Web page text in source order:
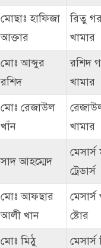
মোছাঃ হাফিজা
আক্তার
রিতু
খামার
মোঃ আব্দুর
রশিদ
রশিদ
খামার
মোঃ রেজাউল
খাঁন
খামার
সাদ আহম্মেদ
মেসার্স
ট্রেডার্স
মোঃ আফছার
আলী খান
মেসার্স
ষ্টোর
মোঃ মিঠু
মেসার্স